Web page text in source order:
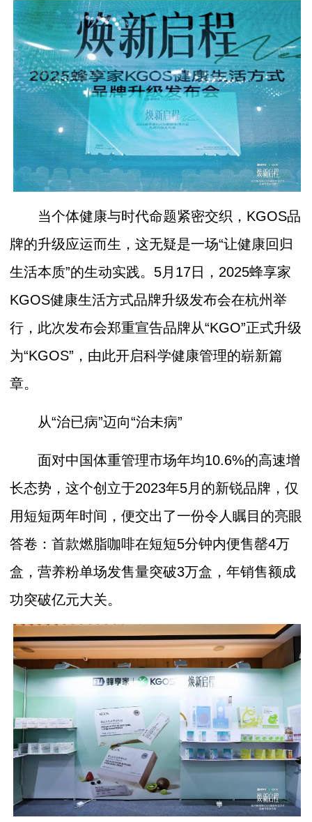
当个体健康与时代命题紧密交织，KGOS品
牌的升级应运而生，这无疑是一场“让健康回归
生活本质”的生动实践。5月17日，2025蜂享家
KGOS健康生活方式品牌升级发布会在杭州举
行，此次发布会郑重宣告品牌从“KGO”正式升级
为“KGOS”，由此开启科学健康管理的崭新篇
章。
从“治已病”迈向“治未病”
面对中国体重管理市场年均10.6%的高速增
长态势，这个创立于2023年5月的新锐品牌，仅
用短短两年时间，便交出了一份令人瞩目的亮眼
答卷：首款燃脂咖啡在短短5分钟内便售罄4万
盒，营养粉单场发售量突破3万盒，年销售额成
功突破亿元大关。